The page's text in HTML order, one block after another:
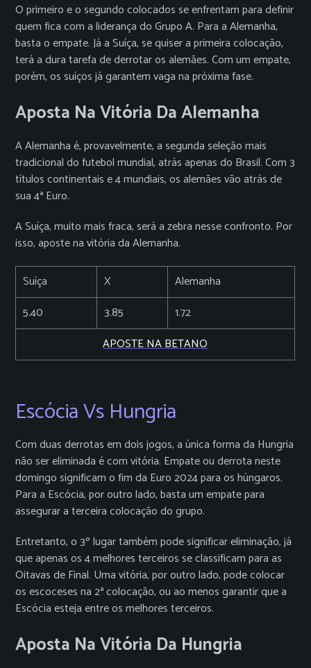
O primeiro e o segundo colocados se enfrentam para definir
quem fica com a liderança do Grupo A. Para a Alemanha,
basta o empate. Já a Suíça, se quiser a primeira colocação,
terá a dura tarefa de derrotar os alemães. Com um empate,
porém, os suíços já garantem vaga na próxima fase.
Aposta Na Vitória Da Alemanha
A Alemanha é, provavelmente, a segunda seleção mais
tradicional do futebol mundial, atrás apenas do Brasil. Com 3
títulos continentais e 4 mundiais, os alemães vão atrás de
sua 4ª Euro.
A Suíça, muito mais fraca, será a zebra nesse confronto. Por
isso, aposte na vitória da Alemanha.
Suíça X
Alemanha
5.40
3.85
1.72
APOSTE NA BETANO
Escócia Vs Hungria
Com duas derrotas em dois jogos, a única forma da Hungria
não ser eliminada é com vitória. Empate ou derrota neste
domingo significam o fim da Euro 2024 para os húngaros.
Para a Escócia, por outro lado, basta um empate para
assegurar a terceira colocação do grupo.
Entretanto, o 3º lugar também pode significar eliminação, já
que apenas os 4 melhores terceiros se classificam para as
Oitavas de Final. Uma vitória, por outro lado, pode colocar
os escoceses na 2ª colocação, ou ao menos garantir que a
Escócia esteja entre os melhores terceiros.
Aposta Na Vitória Da Hungria